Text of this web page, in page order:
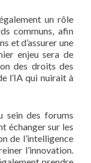
un rôle
communs, afin
et d’assurer une
enjeu sera de
des droits des
l’IA qui nuirait à
sein des forums
échanger sur les
de l’intelligence
l’innovation.